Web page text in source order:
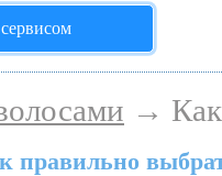
→ Как
правильно